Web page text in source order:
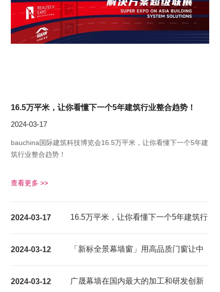
16.5万平米，让你看懂下一个5年建筑行业整合趋势！
2024-03-17
bauchina国际建筑科技博览会16.5万平米，让你看懂下一个5年建
筑行业整合趋势！
查看更多 >>
2024-03-17 16.5万平米，让你看懂下一个5年建筑行
2024-03-12
「新标全景幕墙窗」用高品质门窗让中
2024-03-12 广晟幕墙在国内最大的加工和研发创新